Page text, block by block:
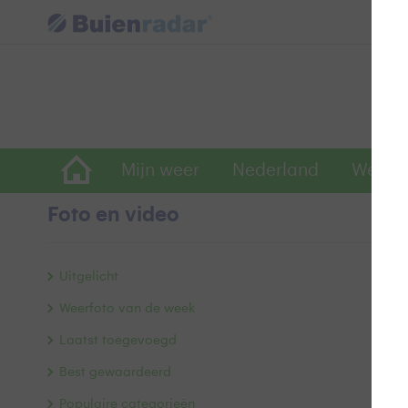
Mijn weer Nederland
Foto en video
Uitgelicht
Weerfoto van de week
Laatst toegevoegd
Best gewaardeerd
Populaire categorieën